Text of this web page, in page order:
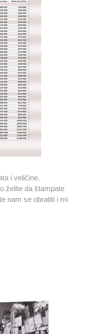
i veličine.
želite da štampate
nam se obratiti i mi